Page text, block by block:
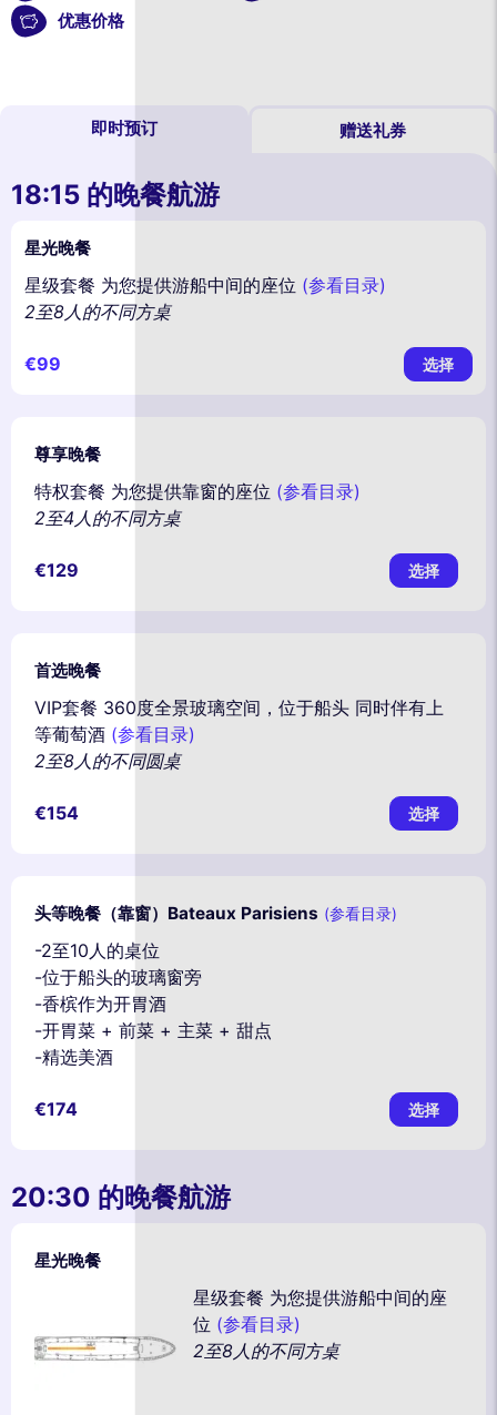
优惠价格
即时预订 赠送礼券
18:15 的晚餐航游
星光晚餐
星级套餐 为您提供游船中间的座位 (参看目录)
2至8人的不同方桌
€99 选择
尊享晚餐
特权套餐 为您提供靠窗的座位 (参看目录)
2至4人的不同方桌
€129 选择
首选晚餐
VIP套餐 360度全景玻璃空间，位于船头 同时伴有上
等葡萄酒 (参看目录)
2至8人的不同圆桌
€154 选择
头等晚餐（靠窗）Bateaux Parisiens (参看目录)
-2至10人的桌位
-位于船头的玻璃窗旁
-香槟作为开胃酒
-开胃菜 + 前菜 + 主菜 + 甜点
-精选美酒
€174 选择
20:30 的晚餐航游
星光晚餐
星级套餐 为您提供游船中间的座
位 (参看目录)
2至8人的不同方桌